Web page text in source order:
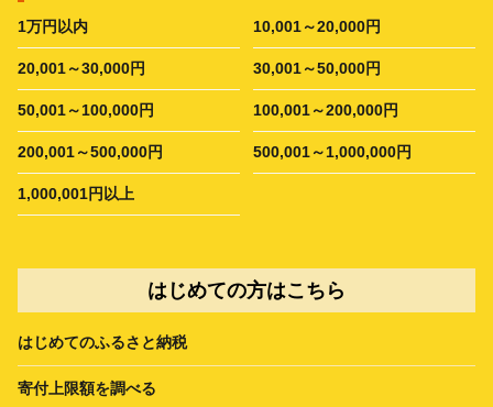
1万円以内 10,001～20,000円
20,001～30,000円 30,001～50,000円
50,001～100,000円 100,001～200,000円
200,001～500,000円 500,001～1,000,000円
1,000,001円以上
はじめての方はこちら
はじめてのふるさと納税
寄付上限額を調べる